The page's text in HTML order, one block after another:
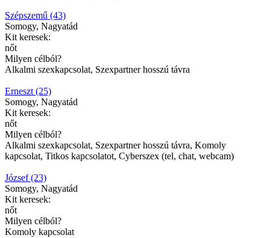
Szépszemű (43)
Somogy, Nagyatád
Kit keresek:
nőt
Milyen célból?
Alkalmi szexkapcsolat, Szexpartner hosszú távra
Erneszt (25)
Somogy, Nagyatád
Kit keresek:
nőt
Milyen célból?
Alkalmi szexkapcsolat, Szexpartner hosszú távra, Komoly
kapcsolat, Titkos kapcsolatot, Cyberszex (tel, chat, webcam)
József (23)
Somogy, Nagyatád
Kit keresek:
nőt
Milyen célból?
Komoly kapcsolat